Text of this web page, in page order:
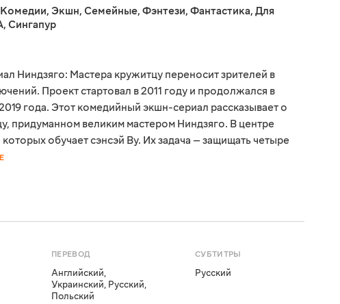
Комедии, Экшн, Семейные, Фэнтези, Фантастика, Для
, Сингапур
Ниндзяго: Мастера кружитцу переносит зрителей в
Проект стартовал в 2011 году и продолжался в
года. Этот комедийный экшн-сериал рассказывает о
придуманном великим мастером Ниндзяго. В центре
обучает сэнсэй Ву. Их задача — защищать четыре
ПЕРЕВОД
Английский,
Украинский, Русский,
Польский
СУБТИТРЫ
Русский